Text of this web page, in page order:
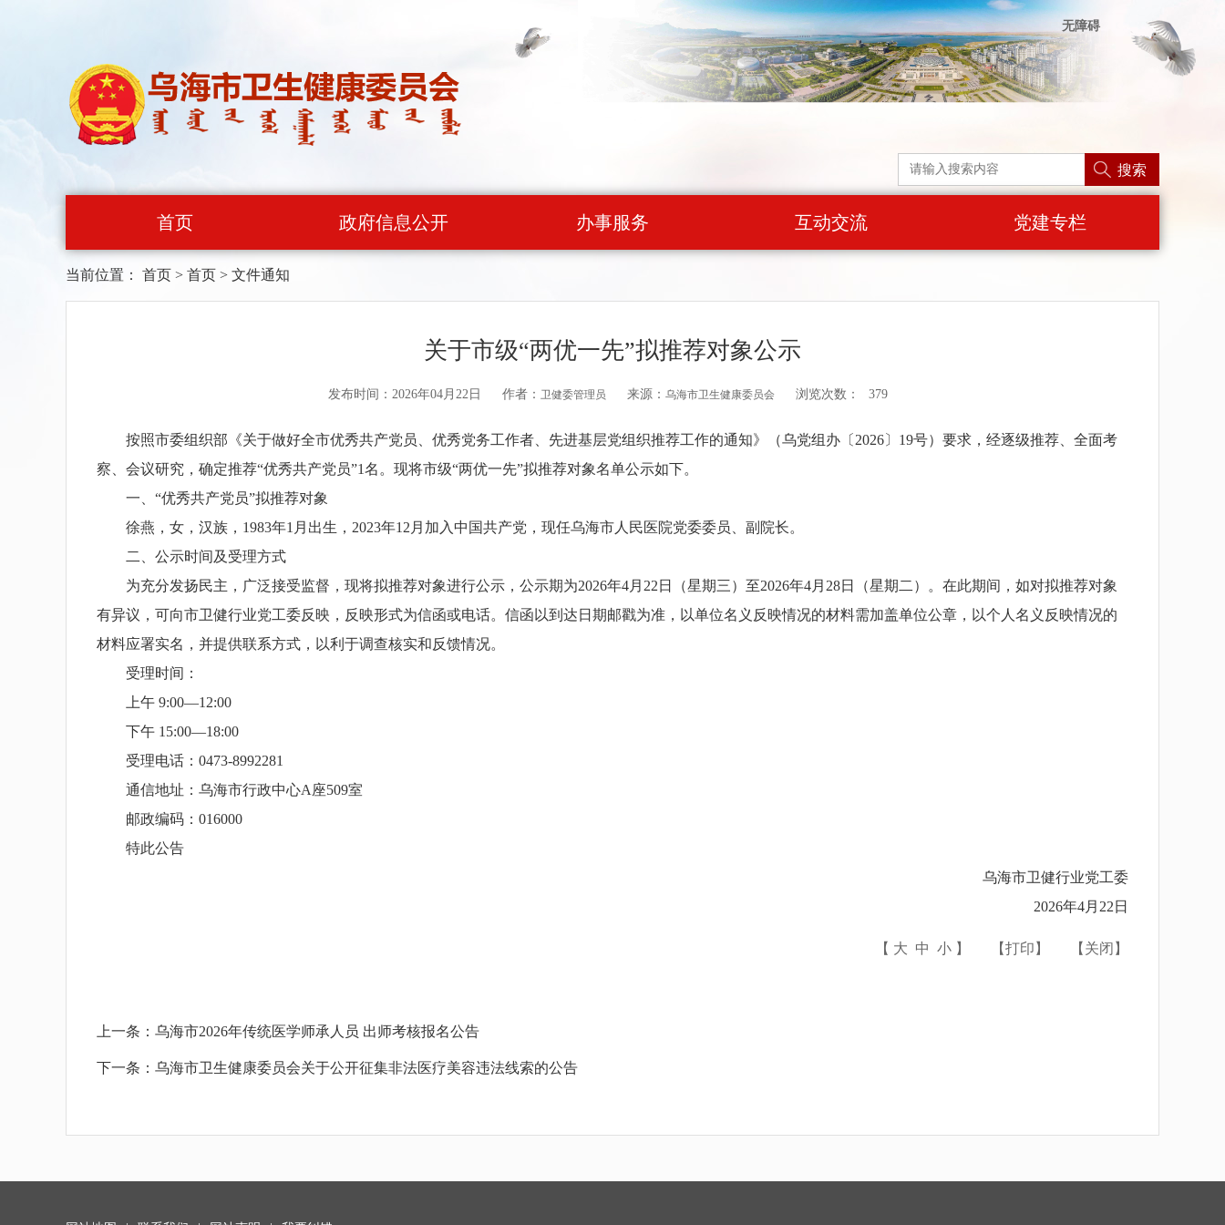
无障碍
搜索
首页 政府信息公开 办事服务 互动交流 党建专栏
当前位置： 首页 > 首页 > 文件通知
关于市级“两优一先”拟推荐对象公示
发布时间：2026年04月22日 作者： 卫健委管理员 来源： 乌海市卫生健康委员会 浏览次数： 379
按照市委组织部《关于做好全市优秀共产党员、优秀党务工作者、先进基层党组织推荐工作的通知》（乌党组办〔2026〕19号）要求，经逐级推荐、全面考
察、会议研究，确定推荐“优秀共产党员”1名。现将市级“两优一先”拟推荐对象名单公示如下。
一、“优秀共产党员”拟推荐对象
徐燕，女，汉族，1983年1月出生，2023年12月加入中国共产党，现任乌海市人民医院党委委员、副院长。
二、公示时间及受理方式
为充分发扬民主，广泛接受监督，现将拟推荐对象进行公示，公示期为2026年4月22日（星期三）至2026年4月28日（星期二）。在此期间，如对拟推荐对象
有异议，可向市卫健行业党工委反映，反映形式为信函或电话。信函以到达日期邮戳为准，以单位名义反映情况的材料需加盖单位公章，以个人名义反映情况的
材料应署实名，并提供联系方式，以利于调查核实和反馈情况。
受理时间：
上午 9:00—12:00
下午 15:00—18:00
受理电话：0473-8992281
通信地址：乌海市行政中心A座509室
邮政编码：016000
特此公告
乌海市卫健行业党工委
2026年4月22日
【 大 中 小 】 【打印 】 【 关闭 】
上一条： 乌海市2026年传统医学师承人员 出师考核报名公告
下一条： 乌海市卫生健康委员会关于公开征集非法医疗美容违法线索的公告